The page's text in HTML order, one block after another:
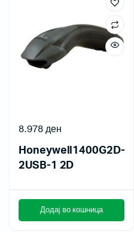
Honeywell1400G2D-
2USB-1 2D
8.978ден
Додај во кошница